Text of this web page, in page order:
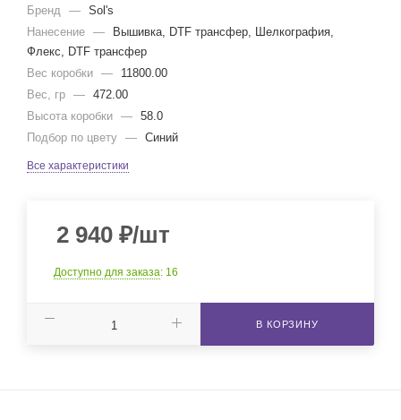
Бренд — Sol's
Нанесение —
Вышивка, DTF трансфер, Шелкография,
Флекс, DTF трансфер
Вес коробки —
11800.00
Вес, гр — 472.00
Высота коробки — 58.0
Подбор по цвету — Синий
Все характеристики
2 940 ₽/шт
Доступно для заказа: 16
В КОРЗИНУ